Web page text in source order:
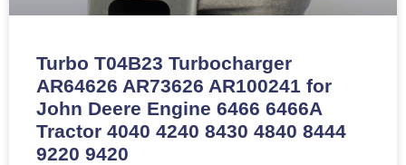
Turbo T04B23 Turbocharger
AR64626 AR73626 AR100241 for
John Deere Engine 6466 6466A
Tractor 4040 4240 8430 4840 8444
9220 9420